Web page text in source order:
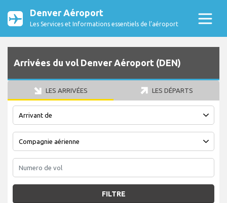
Denver Aéroport
Les Services et Informations essentiels de l’aéroport
Arrivées du vol Denver Aéroport (DEN)
LES ARRIVÉES LES DÉPARTS
FILTRE